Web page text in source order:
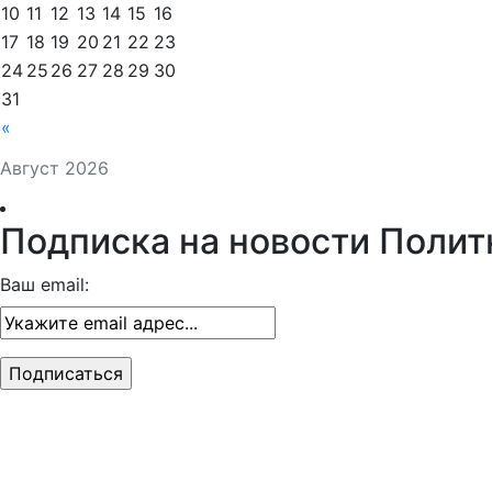
Август 2026
«
10 11 12 13 14 15 16
17 18 19 20 21 22 23
24 25 26 27 28 29 30
31
Подписка на новости
Ваш email: